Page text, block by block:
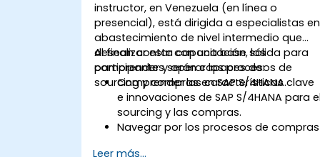
dentro de SAP S/4HANA.
instructor, en Venezuela (en línea o
presencial), está dirigida a especialistas en
abastecimiento de nivel intermedio que
desean contar con una base sólida para
comprender y operar los procesos de
sourcing y compras en SAP S/4HANA.
Al finalizar esta capacitación, los
participantes serán capaces de:
Comprender las características clave
e innovaciones de SAP S/4HANA para el
sourcing y las compras.
Navegar por los procesos de compras
Leer más...